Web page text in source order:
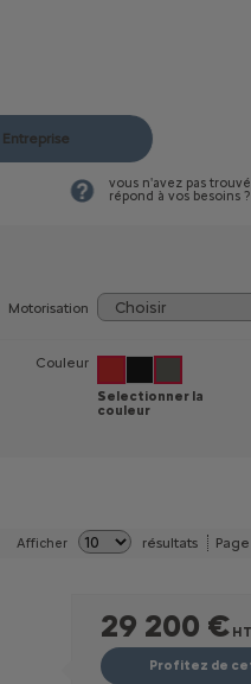
Entreprise
vous n'avez pas
répond à vos besoins ?
Motorisation
Couleur
Selectionner la
couleur
Afficher résultats Page
29 200 €
Profitez de